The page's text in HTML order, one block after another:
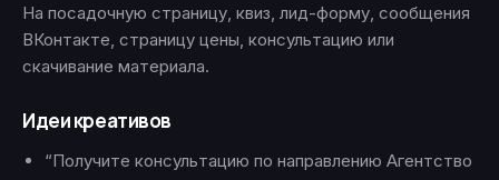
На посадочную страницу, квиз, лид-форму, сообщения
ВКонтакте, страницу цены, консультацию или
скачивание материала.
Идеи креативов
“Получите консультацию по направлению Агентство